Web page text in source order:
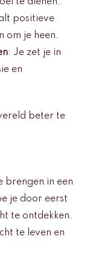
positieve
om je heen.
: Je zet je in
en
beter te
brengen in een
je door eerst
te ontdekken.
te leven en